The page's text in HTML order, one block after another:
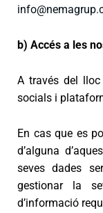
b) Accés a les
A través del
socials i
En cas que es
d’alguna
seves dades
gestionar la
d’informació